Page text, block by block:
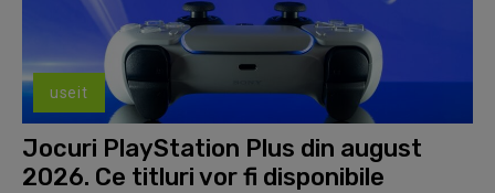
useit
Jocuri PlayStation Plus din august
2026. Ce titluri vor fi disponibile